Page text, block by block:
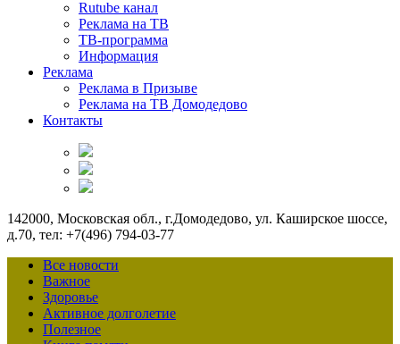
Rutube канал
Реклама на ТВ
ТВ-программа
Информация
Реклама
Реклама в Призыве
Реклама на ТВ Домодедово
Контакты
142000, Московская обл., г.Домодедово, ул. Каширское шоссе,
д.70, тел: +7(496) 794-03-77
Все новости
Важное
Здоровье
Активное долголетие
Полезное